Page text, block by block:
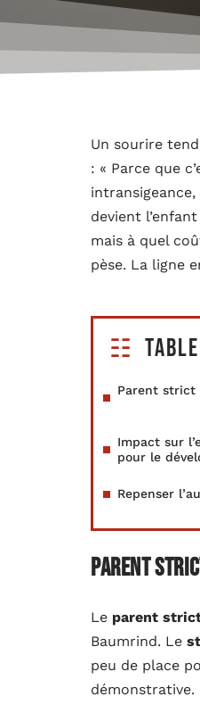
Un sourire
: « Parce que
devient
mais à quel
pèse. La ligne
Parent strict
Impact sur
pour le
Repenser
Parent
Le parent
Baumrind. Le
peu de place
démonstrative.